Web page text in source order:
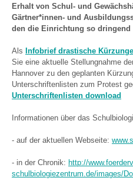
Erhalt von Schul- und
Gärtner*innen- und
den die Einrichtung so dringend
Als Infobrief drastische
Sie eine aktuelle Stellungnahme
Hannover zu den geplanten
Unterschriftenlisten zum Protest
Unterschriftenlisten download
Informationen über das
- auf der aktuellen Webseite:
- in der Chronik: http://
schulbiologiezentrum.de/images/